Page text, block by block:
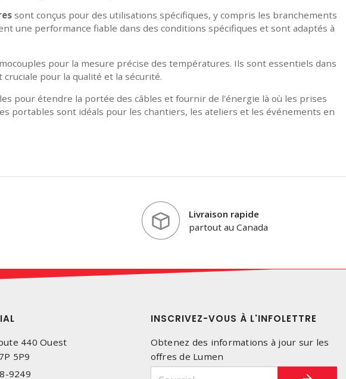
sont conçus pour des utilisations spécifiques, y compris les branchements
une performance fiable dans des conditions spécifiques et sont adaptés à
pour la mesure précise des températures. Ils sont essentiels dans
pour la qualité et la sécurité.
pour étendre la portée des câbles et fournir de l'énergie là où les prises
portables sont idéals pour les chantiers, les ateliers et les événements en
Livraison rapide
partout au Canada
440 Ouest
5P9
9249
INSCRIVEZ-VOUS À L'INFOLETTRE
Obtenez des informations à jour sur les
offres de Lumen